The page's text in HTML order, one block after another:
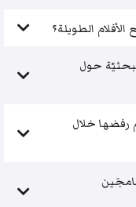
الطويلة؟
حول
رفضها خلال